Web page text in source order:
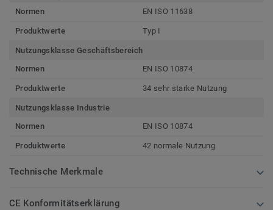
Normen
EN ISO 11638
Produktwerte Typ I
Nutzungsklasse Geschäftsbereich
Normen
EN ISO 10874
Produktwerte 34 sehr starke Nutzung
Nutzungsklasse Industrie
Normen
EN ISO 10874
Produktwerte 42 normale Nutzung
Technische Merkmale
CE Konformitätserklärung